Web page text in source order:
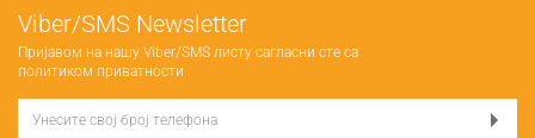
Viber/SMS Newsletter
Пријавом на нашу Viber/SMS листу сагласни сте са
политиком приватности